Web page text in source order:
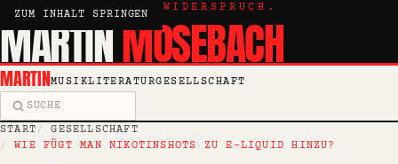
ZUM INHALT SPRINGEN
KRITIK, ESSAY, WIDERSPRUCH.
MARTINMOSEBACH
MARTINMUSIKLITERATURGESELLSCHAFT
Suche
START
GESELLSCHAFT
WIE FÜGT MAN NIKOTINSHOTS ZU E-LIQUID HINZU?